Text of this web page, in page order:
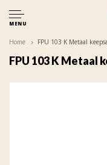
MENU
Home FPU 103 K Metaal
FPU 103 K Metaal